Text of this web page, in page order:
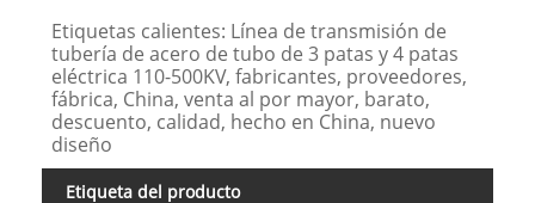
Etiquetas calientes: Línea de transmisión de
tubería de acero de tubo de 3 patas y 4 patas
eléctrica 110-500KV, fabricantes, proveedores,
fábrica, China, venta al por mayor, barato,
descuento, calidad, hecho en China, nuevo
diseño
Etiqueta del producto